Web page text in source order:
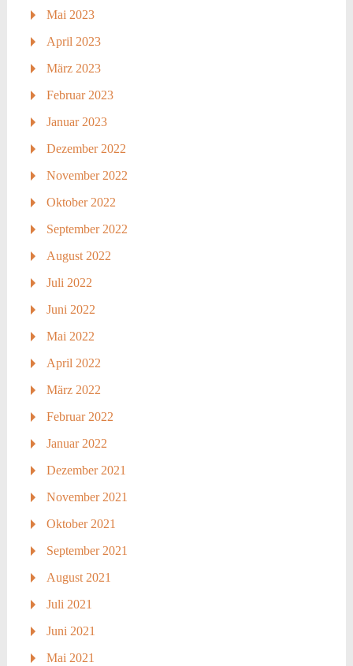
Mai 2023
April 2023
März 2023
Februar 2023
Januar 2023
Dezember 2022
November 2022
Oktober 2022
September 2022
August 2022
Juli 2022
Juni 2022
Mai 2022
April 2022
März 2022
Februar 2022
Januar 2022
Dezember 2021
November 2021
Oktober 2021
September 2021
August 2021
Juli 2021
Juni 2021
Mai 2021